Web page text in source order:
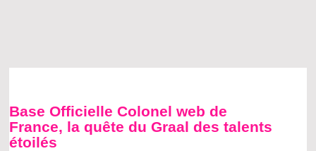
Base Officielle Colonel web de
France, la quête du Graal des talents
étoilés